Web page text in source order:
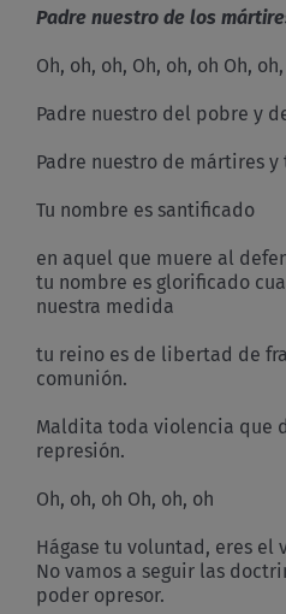
Padre nuestro de los
Oh, oh, oh, Oh, oh, oh Oh,
Padre nuestro del pobre y
Padre nuestro de mártires y
Tu nombre es santificado
en aquel que muere al
tu nombre es glorificado
nuestra medida
tu reino es de libertad de
comunión.
Maldita toda violencia que
represión.
Oh, oh, oh Oh, oh, oh
Hágase tu voluntad, eres el
No vamos a seguir las
poder opresor.